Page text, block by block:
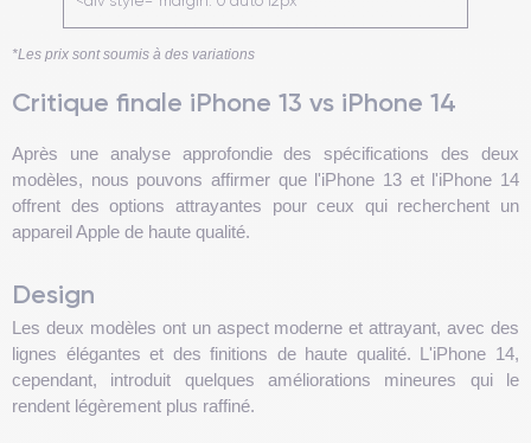
*Les prix sont soumis à des variations
Critique finale iPhone 13 vs iPhone 14
Après une analyse approfondie des spécifications des deux
modèles, nous pouvons affirmer que l'iPhone 13 et l'iPhone 14
offrent des options attrayantes pour ceux qui recherchent un
appareil Apple de haute qualité.
Design
Les deux modèles ont un aspect moderne et attrayant, avec des
lignes élégantes et des finitions de haute qualité. L'iPhone 14,
cependant, introduit quelques améliorations mineures qui le
rendent légèrement plus raffiné.